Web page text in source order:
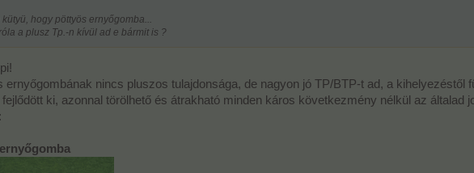
kütyü, hogy pöttyös ernyőgomba...
a plusz Tp.-n kívül ad e bármit is ?
ernyőgombának nincs pluszos tulajdonsága, de nagyon jó TP/BTP-t ad, a kihelyezéstől
fejlődött ki, azonnal törölhető és átrakható minden káros következmény nélkül az általad